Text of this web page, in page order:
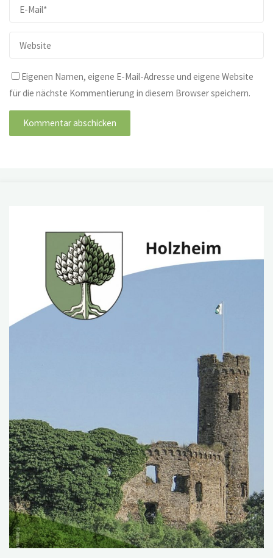
Eigenen Namen, eigene E-Mail-Adresse und eigene Website
für die nächste Kommentierung in diesem Browser speichern.